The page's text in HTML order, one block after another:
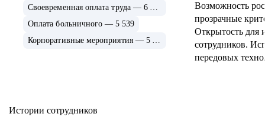
Своевременная оплата труда — 6 915
Оплата больничного — 5 539
Корпоративные мероприятия — 5 339
Возможность
прозрачные
Открытость для
сотрудников.
передовых
Истории сотрудников